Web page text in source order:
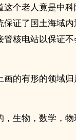
个老人竟是中
证了国土海域
核电站以保证
的有形的领域
生物，数学，